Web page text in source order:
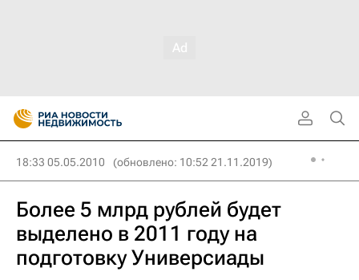
18:33 05.05.2010 (обновлено: 10:52 21.11.2019)
Более 5 млрд рублей будет
выделено в 2011 году на
подготовку Универсиады